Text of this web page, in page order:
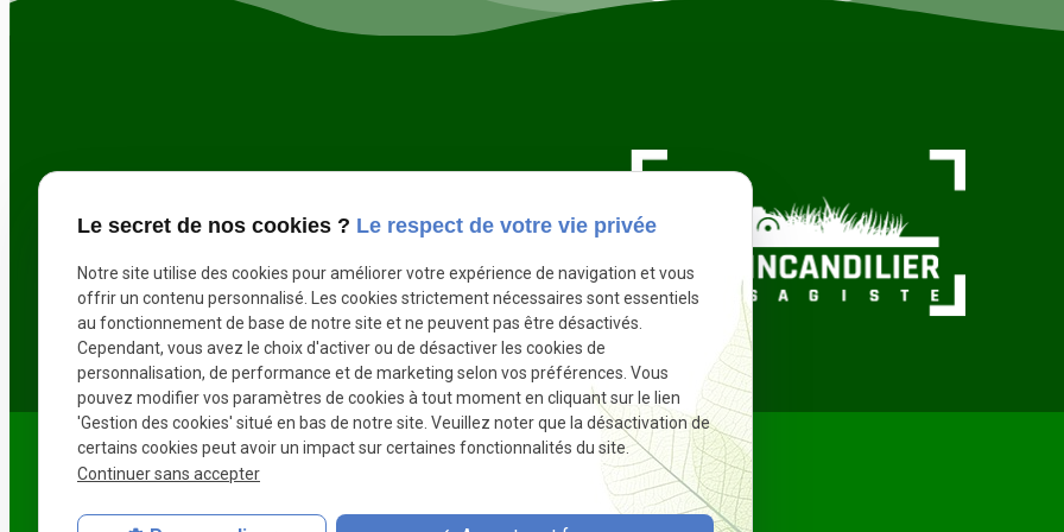
Secteur
RICHEBOURG
lundi au
Plan
Mentions
Le secret de nos cookies ? Le respect de votre vie privée
Notre site utilise des cookies pour améliorer votre expérience de navigation et vous
offrir un contenu personnalisé. Les cookies strictement nécessaires sont essentiels
au fonctionnement de base de notre site et ne peuvent pas être désactivés.
Cependant, vous avez le choix d'activer ou de désactiver les cookies de
personnalisation, de performance et de marketing selon vos préférences. Vous
pouvez modifier vos paramètres de cookies à tout moment en cliquant sur le lien
'Gestion des cookies' situé en bas de notre site. Veuillez noter que la désactivation de
certains cookies peut avoir un impact sur certaines fonctionnalités du site.
Continuer sans accepter